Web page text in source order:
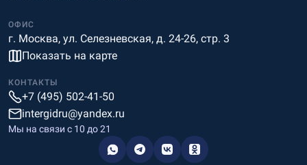
ОФИС
г. Москва, ул. Селезневская, д. 24-26, стр. 3
Показать на карте
КОНТАКТЫ
+7 (495) 502-41-50
intergidru@yandex.ru
Мы на связи c 10 до 21